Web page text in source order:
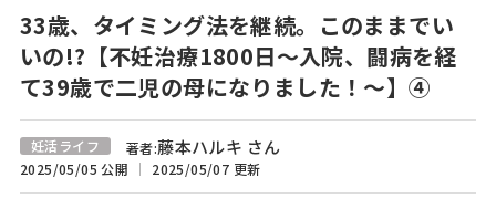
33歳、タイミング法を継続。このままでい
いの!?【不妊治療1800日～入院、闘病を経
て39歳で二児の母になりました！～】④
妊活ライフ 著者:藤本ハルキ さん
2025/05/05 公開 2025/05/07 更新